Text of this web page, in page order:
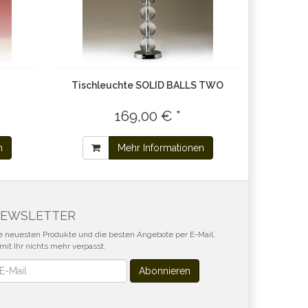
Tischleuchte SOLID BALLS TWO
169,00 € *
Mehr Informationen
neuesten Produkte und die besten Angebote per E-Mail,
Ihr nichts mehr verpasst.
Abonnieren